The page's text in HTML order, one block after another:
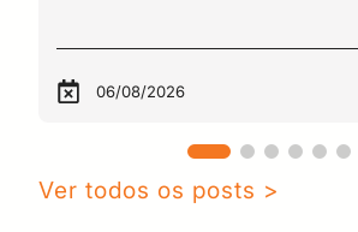
06/08/2026
Ver todos os posts >